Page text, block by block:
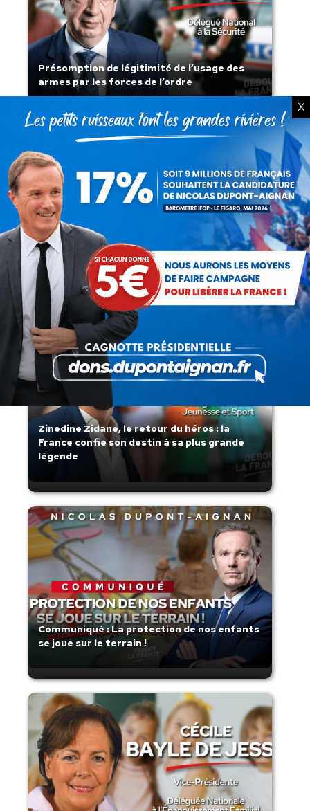
Présomption de légitimité de l’usage des
armes par les forces de l’ordre
Lorsque tout flambe et que l’État
s’affaisse.
Zinedine Zidane, le retour du héros : la
France confie son destin à sa plus grande
légende
Communiqué : La protection de nos enfants
se joue sur le terrain !
X